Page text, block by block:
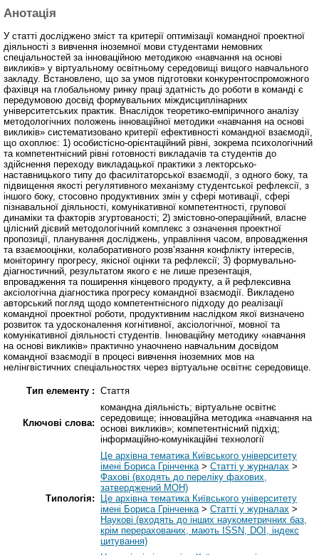
Анотація
У статті досліджено зміст та критерії оптимізації командної проектної
діяльності з вивчення іноземної мови студентами немовних
спеціальностей за інноваційною методикою «навчання на основі
викликів» у віртуальному освітньому середовищі вищого навчального
закладу. Встановлено, що за умов підготовки конкурентоспроможного
фахівця на глобальному ринку праці здатність до роботи в команді є
передумовою досвід формувальних міждисциплінарних
університетських практик. Внаслідок теоретико-емпіричного аналізу
методологічних положень інноваційної методики «навчання на основі
викликів» систематизовано критерії ефективності командної взаємодії,
що охоплює: 1) особистісно-орієнтаційний рівні, зокрема психологічний
та компетентнісний рівні готовності викладачів та студентів до
здійснення переходу викладацької практики з лекторсько-
наставницького типу до фасилітаторської взаємодії, з одного боку, та
підвищення якості регулятивного механізму студентської рефлексії, з
іншого боку, стосовно продуктивних змін у сфері мотивації, сфері
пізнавальної діяльності, комунікативної компетентності, групової
динаміки та факторів згуртованості; 2) змістовно-операційний, власне
цілісний дієвий методологічний комплекс з означення проектної
пропозиції, планування досліджень, управління часом, впровадження
та взаємооцінки, колаборативного розв’язання конфлікту інтересів,
моніторингу прогресу, якісної оцінки та рефлексії; 3) формувально-
діагностичний, результатом якого є не лише презентація,
впровадження та поширення кінцевого продукту, а й рефлексивна
аксіологічна діагностика прогресу командної взаємодії. Викладено
авторський погляд щодо компетентнісного підходу до реалізації
командної проектної роботи, продуктивним наслідком якої визначено
розвиток та удосконалення когнітивної, аксіологічної, мовної та
комунікативної діяльності студентів. Інноваційну методику «навчання
на основі викликів» практично унаочнено навчальним досвідом
командної взаємодії в процесі вивчення іноземних мов на
нелінгвістичних спеціальностях через віртуальне освітнє середовище.
Тип елементу : Стаття
Ключові слова:
командна діяльність; віртуальне освітнє
середовище; інноваційна методика «навчання на
основі викликів»; компетентнісний підхід;
інформаційно-комунікаційні технології
Типологія:
Це архівна тематика Київського університету
імені Бориса Грінченка> Статті у журналах >
Фахові (входять до переліку фахових,
затверджений МОН)
Це архівна тематика Київського університету
імені Бориса Грінченка> Статті у журналах >
Наукові (входять до інших наукометричних баз,
крім перерахованих, мають ISSN, DOI, індекс
цитування)